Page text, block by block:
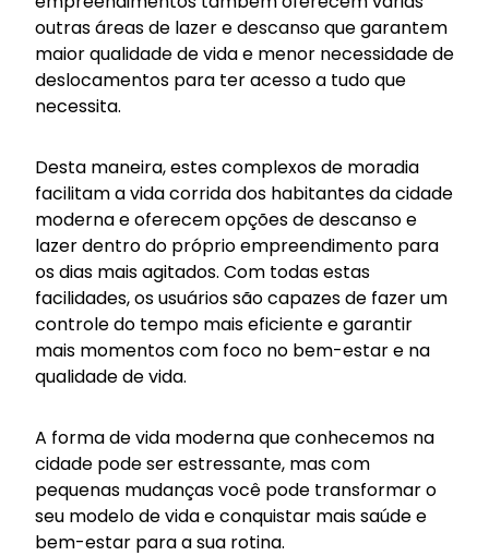
outras áreas de lazer e descanso que garantem
maior qualidade de vida e menor necessidade de
deslocamentos para ter acesso a tudo que
necessita.
Desta maneira, estes complexos de moradia
facilitam a vida corrida dos habitantes da cidade
moderna e oferecem opções de descanso e
lazer dentro do próprio empreendimento para
os dias mais agitados. Com todas estas
facilidades, os usuários são capazes de fazer um
controle do tempo mais eficiente e garantir
mais momentos com foco no bem-estar e na
qualidade de vida.
A forma de vida moderna que conhecemos na
cidade pode ser estressante, mas com
pequenas mudanças você pode transformar o
seu modelo de vida e conquistar mais saúde e
bem-estar para a sua rotina.